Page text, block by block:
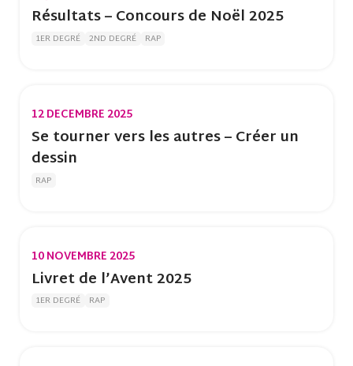
Résultats – Concours de Noël 2025
1ER DEGRÉ 2ND DEGRÉ RAP
12 DECEMBRE 2025
Se tourner vers les autres – Créer un
dessin
RAP
10 NOVEMBRE 2025
Livret de l’Avent 2025
1ER DEGRÉ RAP